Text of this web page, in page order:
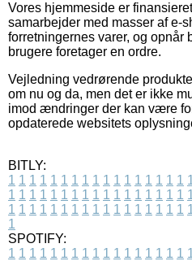
Vores hjemmeside er
samarbejder med masser af e-
forretningernes varer, og opnår
brugere foretager en ordre.
Vejledning vedrørende
om nu og da, men det er ikke
imod ændringer der kan være
opdaterede websitets
BITLY:
1 1 1 1 1 1 1 1 1 1 1 1 1 1 1 1 1
1 1 1 1 1 1 1 1 1 1 1 1 1 1 1 1 1
1 1 1 1 1 1 1 1 1 1 1 1 1 1 1 1 1
1
SPOTIFY:
1 1 1 1 1 1 1 1 1 1 1 1 1 1 1 1 1